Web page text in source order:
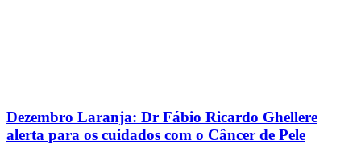
Dezembro Laranja: Dr Fábio Ricardo Ghellere
alerta para os cuidados com o Câncer de Pele